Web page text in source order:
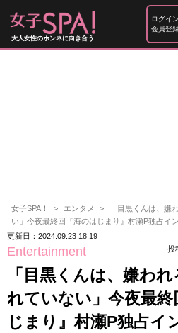
大人女性のホンネに向き合う
ログイン
会員登
女子SPA！ エンタメ
「目黒くんは、嫌
い」今夜最終回『海のはじまり』村瀬P独占イ
更新日：2024.09.23 18:19
Entertainment 投
「目黒くんは、嫌わ
れていない」今夜最終
じまり』村瀬P独占イ